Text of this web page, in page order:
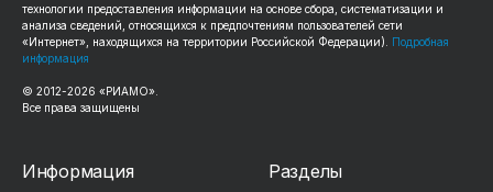
технологии предоставления информации на основе сбора, систематизации и
анализа сведений, относящихся к предпочтениям пользователей сети
«Интернет», находящихся на территории Российской Федерации). Подробная
информация
© 2012-2026 «РИАМО».
Все права защищены
Информация Разделы